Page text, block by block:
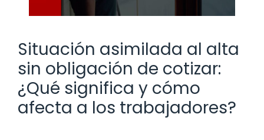
Situación asimilada al alta
sin obligación de cotizar:
¿Qué significa y cómo
afecta a los trabajadores?